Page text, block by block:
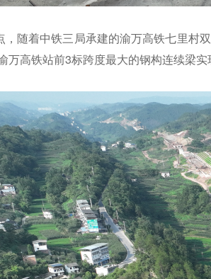
，随着中铁三局承建的渝万高铁七里村
万高铁站前3标跨度最大的钢构连续梁